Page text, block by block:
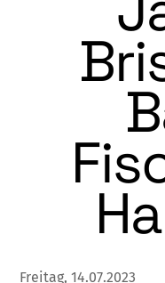
Freitag, 14.07.2023